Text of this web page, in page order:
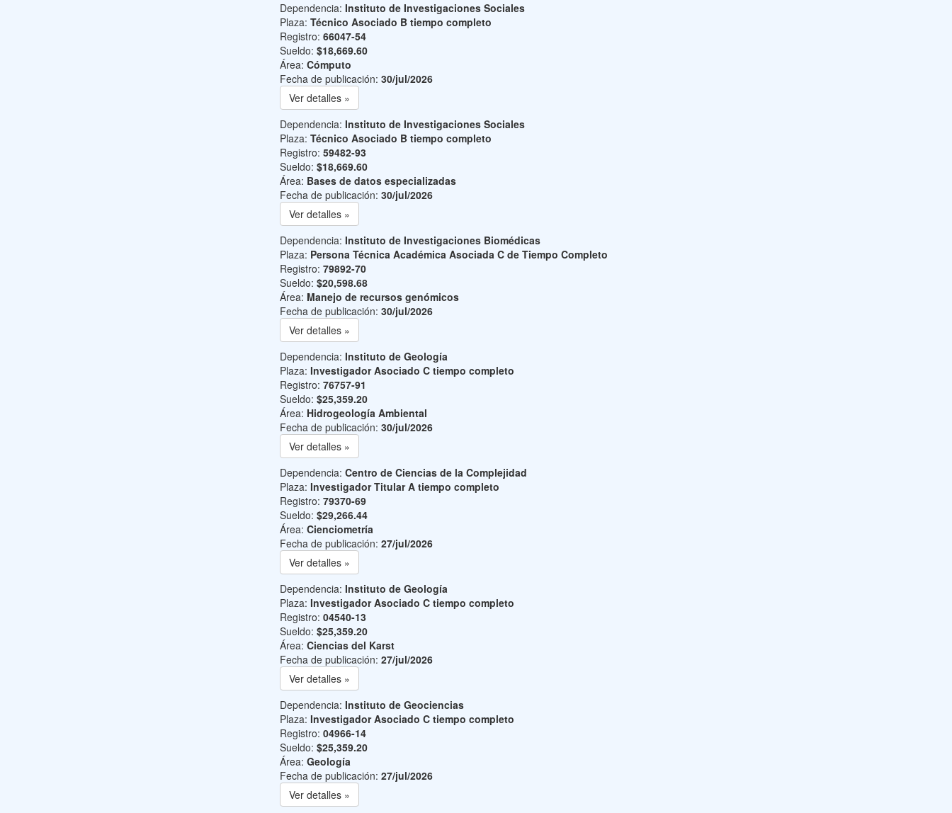
Dependencia: Instituto de Investigaciones Sociales
Plaza: Técnico Asociado B tiempo completo
Registro: 66047-54
Sueldo: $18,669.60
Área: Cómputo
Fecha de publicación: 30/jul/2026
Ver detalles »
Dependencia: Instituto de Investigaciones Sociales
Plaza: Técnico Asociado B tiempo completo
Registro: 59482-93
Sueldo: $18,669.60
Área: Bases de datos especializadas
Fecha de publicación: 30/jul/2026
Ver detalles »
Dependencia: Instituto de Investigaciones Biomédicas
Plaza: Persona Técnica Académica Asociada C de Tiempo Completo
Registro: 79892-70
Sueldo: $20,598.68
Área: Manejo de recursos genómicos
Fecha de publicación: 30/jul/2026
Ver detalles »
Dependencia: Instituto de Geología
Plaza: Investigador Asociado C tiempo completo
Registro: 76757-91
Sueldo: $25,359.20
Área: Hidrogeología Ambiental
Fecha de publicación: 30/jul/2026
Ver detalles »
Dependencia: Centro de Ciencias de la Complejidad
Plaza: Investigador Titular A tiempo completo
Registro: 79370-69
Sueldo: $29,266.44
Área: Cienciometría
Fecha de publicación: 27/jul/2026
Ver detalles »
Dependencia: Instituto de Geología
Plaza: Investigador Asociado C tiempo completo
Registro: 04540-13
Sueldo: $25,359.20
Área: Ciencias del Karst
Fecha de publicación: 27/jul/2026
Ver detalles »
Dependencia: Instituto de Geociencias
Plaza: Investigador Asociado C tiempo completo
Registro: 04966-14
Sueldo: $25,359.20
Área: Geología
Fecha de publicación: 27/jul/2026
Ver detalles »